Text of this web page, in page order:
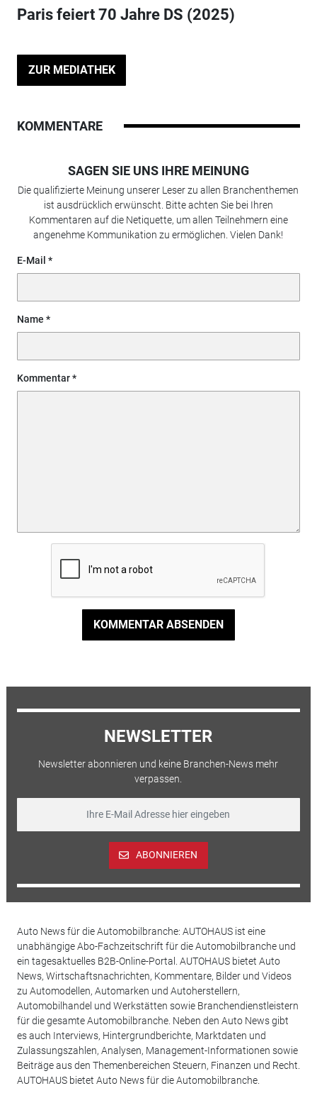
Paris feiert 70 Jahre DS (2025)
ZUR MEDIATHEK
KOMMENTARE
SAGEN SIE UNS IHRE MEINUNG
Die qualifizierte Meinung unserer Leser zu allen Branchenthemen
ist ausdrücklich erwünscht. Bitte achten Sie bei Ihren
Kommentaren auf die Netiquette, um allen Teilnehmern eine
angenehme Kommunikation zu ermöglichen. Vielen Dank!
E-Mail
Name
Kommentar
KOMMENTAR ABSENDEN
NEWSLETTER
Newsletter abonnieren und keine Branchen-News mehr
verpassen.
ABONNIEREN
Auto News für die Automobilbranche: AUTOHAUS ist eine
unabhängige Abo-Fachzeitschrift für die Automobilbranche und
ein tagesaktuelles B2B-Online-Portal. AUTOHAUS bietet Auto
News, Wirtschaftsnachrichten, Kommentare, Bilder und Videos
zu Automodellen, Automarken und Autoherstellern,
Automobilhandel und Werkstätten sowie Branchendienstleistern
für die gesamte Automobilbranche. Neben den Auto News gibt
es auch Interviews, Hintergrundberichte, Marktdaten und
Zulassungszahlen, Analysen, Management-Informationen sowie
Beiträge aus den Themenbereichen Steuern, Finanzen und Recht.
AUTOHAUS bietet Auto News für die Automobilbranche.